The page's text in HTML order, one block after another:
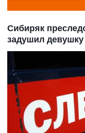
Сибиряк
задушил девушку